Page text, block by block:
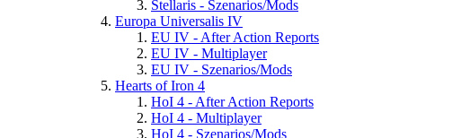
Stellaris - Szenarios/Mods
Europa Universalis IV
EU IV - After Action Reports
EU IV - Multiplayer
EU IV - Szenarios/Mods
Hearts of Iron 4
HoI 4 - After Action Reports
HoI 4 - Multiplayer
HoI 4 - Szenarios/Mods